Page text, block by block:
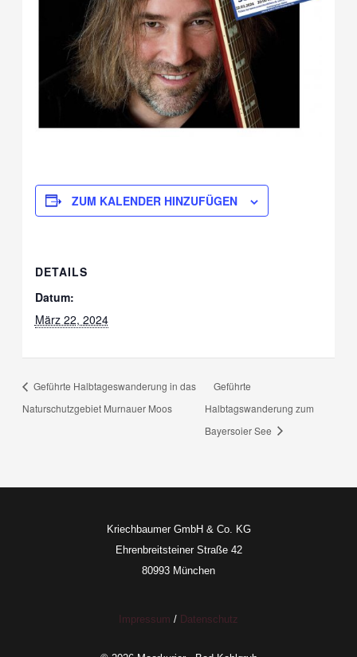
ZUM KALENDER HINZUFÜGEN
DETAILS
Datum:
März 22, 2024
Geführte Halbtageswanderung in das
Naturschutzgebiet Murnauer Moos
Geführte
Halbtagswanderung zum
Bayersoier See
Kriechbaumer GmbH & Co. KG
Ehrenbreitsteiner Straße 42
80993 München
Impressum / Datenschutz